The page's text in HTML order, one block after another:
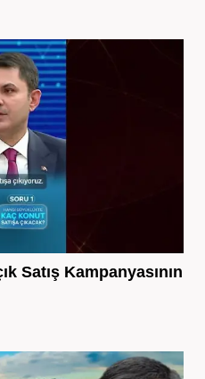
Satış Kampanyasının